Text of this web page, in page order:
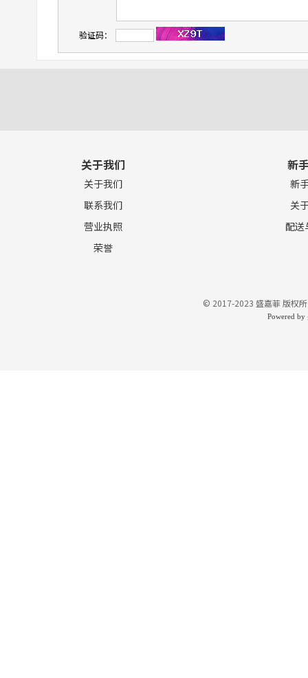
验证码：
关于我们
关于我们
联系我们
营业执照
荣誉
新
新
关
配送
© 2017-2023 盛嘉菲 版权
Powered by